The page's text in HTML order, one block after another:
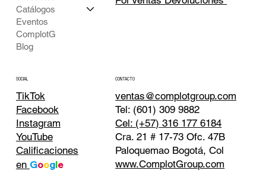
Catálogos
Eventos
ComplotG
Blog
SOCIAL
TikTok
Facebook
Instagram
YouTube
Calificaciones
en Google
CONTACTO
ventas@complotgroup.com
Tel: (601) 309 9882
Cel: (+57) 316 177 6184
Cra. 21 # 17-73 Ofc. 47B
Paloquemao Bogotá, Col
www.ComplotGroup.com